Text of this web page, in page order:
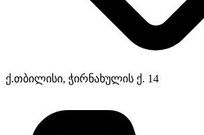
ქ.თბილისი, ჭირნახულის ქ. 14